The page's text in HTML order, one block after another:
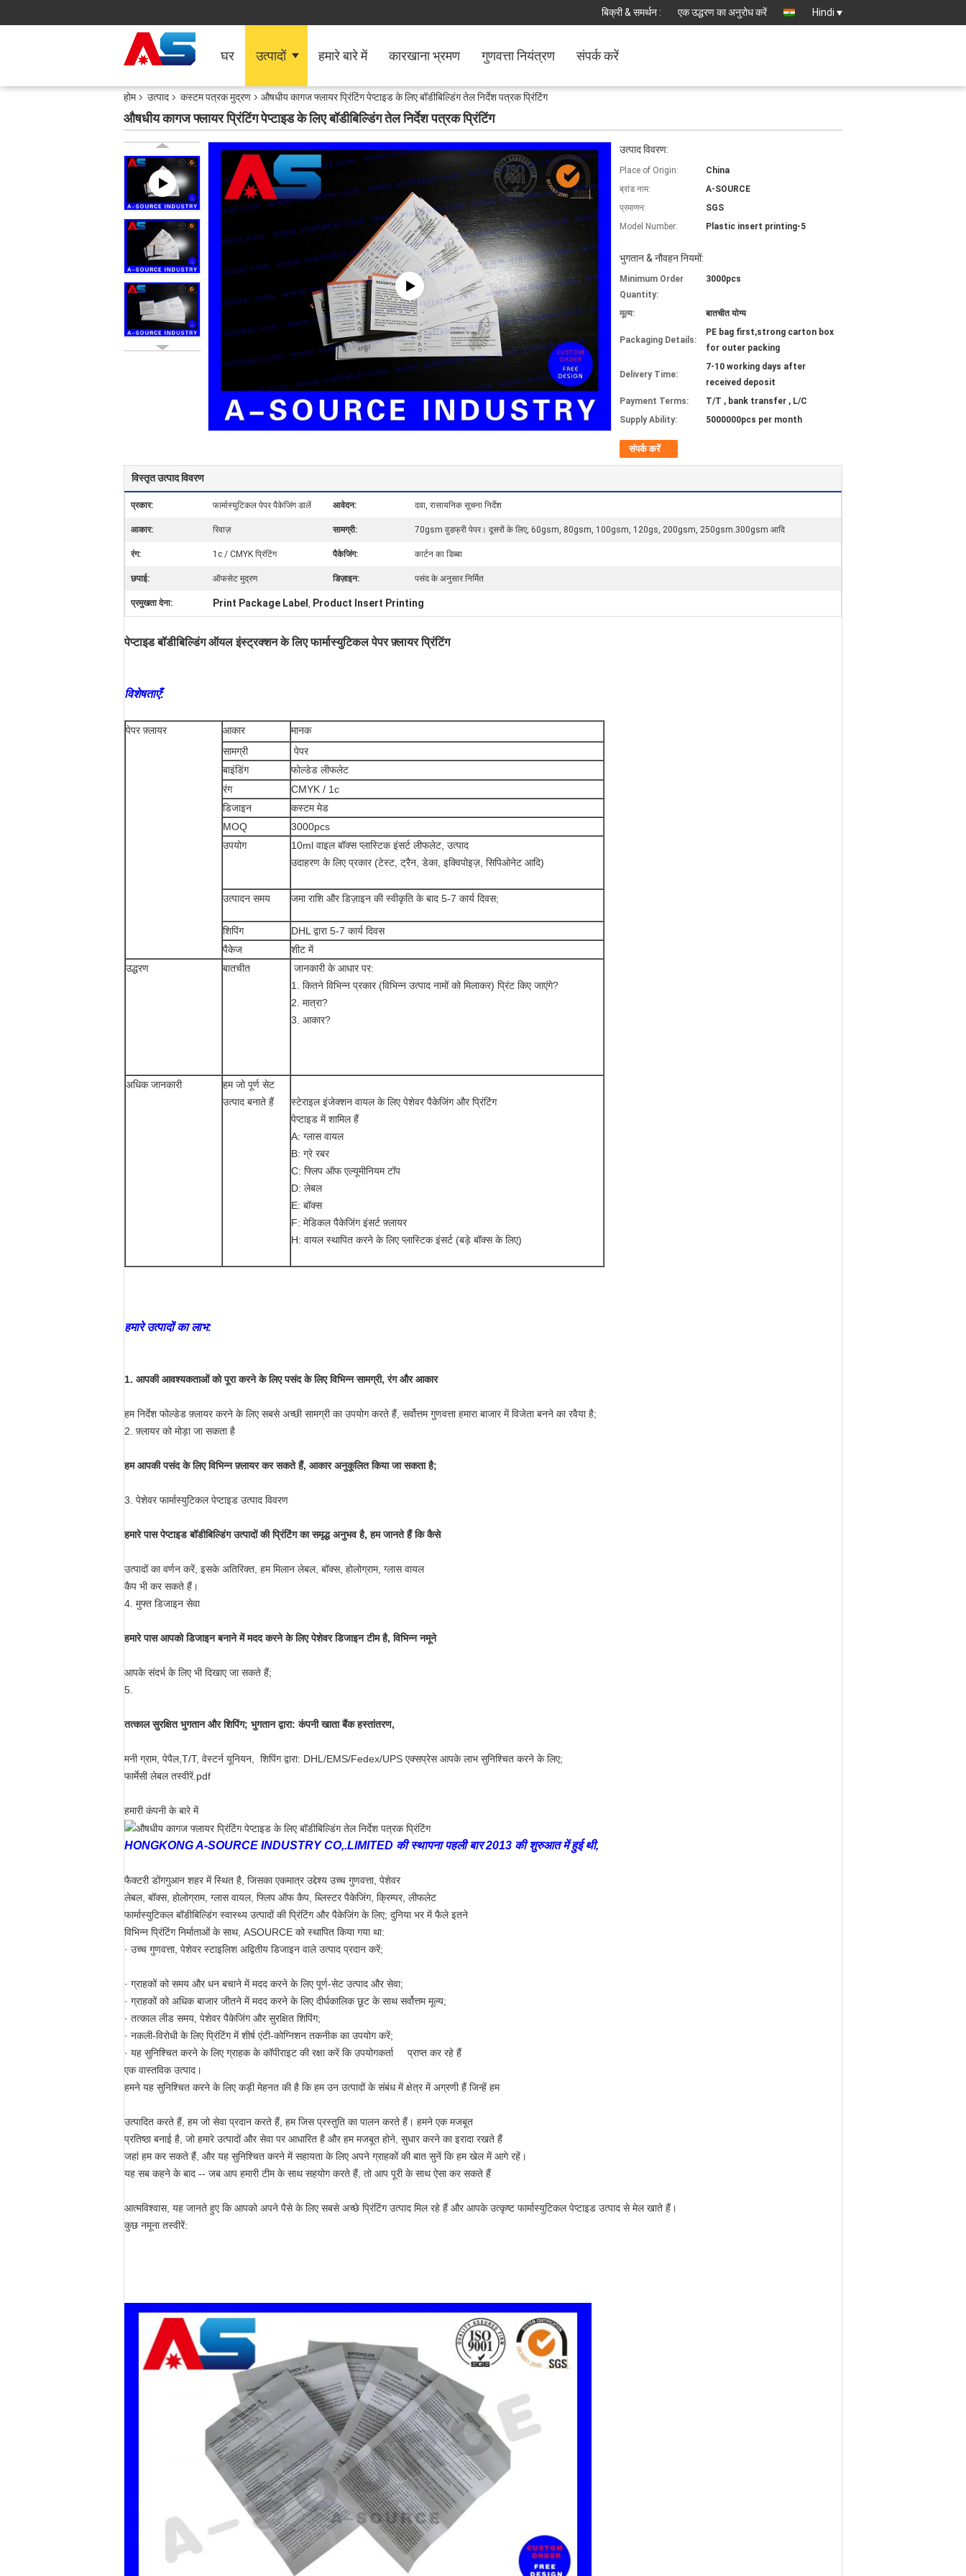
बिक्री & समर्थन : एक उद्धरण का अनुरोध करें Hindi
घर उत्पादों हमारे बारे में कारखाना भ्रमण गुणवत्ता नियंत्रण संपर्क करें
होम उत्पाद कस्टम पत्रक मुद्रण औषधीय कागज फ्लायर प्रिंटिंग पेप्टाइड के लिए बॉडीबिल्डिंग तेल निर्देश पत्रक प्रिंटिंग
औषधीय कागज फ्लायर प्रिंटिंग पेप्टाइड के लिए बॉडीबिल्डिंग तेल निर्देश पत्रक प्रिंटिंग
उत्पाद विवरण:
Place of Origin:
China
ब्रांड नाम:
A-SOURCE
प्रमाणन:
SGS
Model Number:
Plastic insert printing-5
भुगतान & नौवहन नियमों:
Minimum Order
Quantity:
3000pcs
मूल्य: बातचीत योग्य
Packaging Details:
PE bag first,strong carton box
for outer packing
Delivery Time:
7-10 working days after
received deposit
Payment Terms:
T/T , bank transfer , L/C
Supply Ability:
5000000pcs per month
संपर्क करें
विस्तृत उत्पाद विवरण
प्रकार: फार्मास्युटिकल पेपर पैकेजिंग डालें आवेदन: दवा, रासायनिक सूचना निर्देश
आकार: रिवाज़ सामग्री: 70gsm वुडफ्री पेपर। दूसरों के लिए, 60gsm, 80gsm, 100gsm, 120gs, 200gsm, 250gsm.300gsm आदि
रंग: 1c / CMYK प्रिंटिंग पैकेजिंग: कार्टन का डिब्बा
छपाई: ऑफसेट मुद्रण डिज़ाइन: पसंद के अनुसार निर्मित
प्रमुखता देना: Print Package Label , Product Insert Printing
पेप्टाइड बॉडीबिल्डिंग ऑयल इंस्ट्रक्शन के लिए फार्मास्युटिकल पेपर फ़्लायर प्रिंटिंग
विशेषताएँ:
पेपर फ़्लायर आकार
मानक
सामग्री
पेपर
बाइंडिंग
फोल्डेड लीफलेट
रंग
CMYK / 1c
डिजाइन
कस्टम मेड
MOQ
3000pcs
उपयोग
10ml वाइल बॉक्स प्लास्टिक इंसर्ट लीफलेट, उत्पाद
उदाहरण के लिए प्रकार (टेस्ट, ट्रैन, डेका, इक्विपोइज़, सिपिओनेट आदि)
उत्पादन समय जमा राशि और डिज़ाइन की स्वीकृति के बाद 5-7 कार्य दिवस;
शिपिंग
DHL द्वारा 5-7 कार्य दिवस
पैकेज
शीट में
उद्धरण
बातचीत
जानकारी के आधार पर:
1. कितने विभिन्न प्रकार (विभिन्न उत्पाद नामों को मिलाकर) प्रिंट किए जाएंगे?
2. मात्रा?
3. आकार?
अधिक जानकारी
हम जो पूर्ण सेट
उत्पाद बनाते हैं
स्टेराइल इंजेक्शन वायल के लिए पेशेवर पैकेजिंग और प्रिंटिंग
पेप्टाइड में शामिल हैं
A: ग्लास वायल
B: ग्रे रबर
C: फ्लिप ऑफ एल्यूमीनियम टॉप
D: लेबल
E: बॉक्स
F: मेडिकल पैकेजिंग इंसर्ट फ़्लायर
H: वायल स्थापित करने के लिए प्लास्टिक इंसर्ट (बड़े बॉक्स के लिए)
हमारे उत्पादों का लाभ:
1. आपकी आवश्यकताओं को पूरा करने के लिए पसंद के लिए विभिन्न सामग्री, रंग और आकार
हम निर्देश फोल्डेड फ़्लायर करने के लिए सबसे अच्छी सामग्री का उपयोग करते हैं, सर्वोत्तम गुणवत्ता हमारा बाजार में विजेता बनने का रवैया है;
2. फ़्लायर को मोड़ा जा सकता है
हम आपकी पसंद के लिए विभिन्न फ़्लायर कर सकते हैं, आकार अनुकूलित किया जा सकता है;
3. पेशेवर फार्मास्युटिकल पेप्टाइड उत्पाद विवरण
हमारे पास पेप्टाइड बॉडीबिल्डिंग उत्पादों की प्रिंटिंग का समृद्ध अनुभव है, हम जानते हैं कि कैसे
उत्पादों का वर्णन करें, इसके अतिरिक्त, हम मिलान लेबल, बॉक्स, होलोग्राम, ग्लास वायल
कैप भी कर सकते हैं।
4. मुफ्त डिजाइन सेवा
हमारे पास आपको डिजाइन बनाने में मदद करने के लिए पेशेवर डिजाइन टीम है, विभिन्न नमूने
आपके संदर्भ के लिए भी दिखाए जा सकते हैं;
5.
तत्काल सुरक्षित भुगतान और शिपिंग; भुगतान द्वारा: कंपनी खाता बैंक हस्तांतरण,
मनी ग्राम, पेपैल,T/T, वेस्टर्न यूनियन,
शिपिंग द्वारा: DHL/EMS/Fedex/UPS एक्सप्रेस आपके लाभ सुनिश्चित करने के लिए;
फार्मेसी लेबल तस्वीरें.pdf
हमारी कंपनी के बारे में
HONGKONG A-SOURCE INDUSTRY CO,.LIMITED की स्थापना पहली बार 2013 की शुरुआत में हुई थी,
फैक्टरी डोंगगुआन शहर में स्थित है, जिसका एकमात्र उद्देश्य उच्च गुणवत्ता, पेशेवर
लेबल, बॉक्स, होलोग्राम, ग्लास वायल, फ्लिप ऑफ कैप, ब्लिस्टर पैकेजिंग, क्रिम्पर, लीफलेट
फार्मास्युटिकल बॉडीबिल्डिंग स्वास्थ्य उत्पादों की प्रिंटिंग और पैकेजिंग के लिए; दुनिया भर में फैले इतने
विभिन्न प्रिंटिंग निर्माताओं के साथ, ASOURCE को स्थापित किया गया था:
· उच्च गुणवत्ता, पेशेवर स्टाइलिश अद्वितीय डिजाइन वाले उत्पाद प्रदान करें;
· ग्राहकों को समय और धन बचाने में मदद करने के लिए पूर्ण-सेट उत्पाद और सेवा;
· ग्राहकों को अधिक बाजार जीतने में मदद करने के लिए दीर्घकालिक छूट के साथ सर्वोत्तम मूल्य;
· तत्काल लीड समय, पेशेवर पैकेजिंग और सुरक्षित शिपिंग;
· नकली-विरोधी के लिए प्रिंटिंग में शीर्ष एंटी-कोग्निशन तकनीक का उपयोग करें;
· यह सुनिश्चित करने के लिए ग्राहक के कॉपीराइट की रक्षा करें कि उपयोगकर्ता प्राप्त कर रहे हैं
एक वास्तविक उत्पाद।
हमने यह सुनिश्चित करने के लिए कड़ी मेहनत की है कि हम उन उत्पादों के संबंध में क्षेत्र में अग्रणी हैं जिन्हें हम
उत्पादित करते हैं, हम जो सेवा प्रदान करते हैं, हम जिस प्रस्तुति का पालन करते हैं। हमने एक मजबूत
प्रतिष्ठा बनाई है, जो हमारे उत्पादों और सेवा पर आधारित है और हम मजबूत होने, सुधार करने का इरादा रखते हैं
जहां हम कर सकते हैं, और यह सुनिश्चित करने में सहायता के लिए अपने ग्राहकों की बात सुनें कि हम खेल में आगे रहें।
यह सब कहने के बाद -- जब आप हमारी टीम के साथ सहयोग करते हैं, तो आप पूरी के साथ ऐसा कर सकते हैं
आत्मविश्वास, यह जानते हुए कि आपको अपने पैसे के लिए सबसे अच्छे प्रिंटिंग उत्पाद मिल रहे हैं और आपके उत्कृष्ट फार्मास्युटिकल पेप्टाइड उत्पाद से मेल खाते हैं।
कुछ नमूना तस्वीरें: